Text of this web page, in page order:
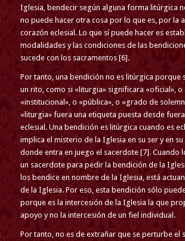
Iglesia, bendecir según alguna forma litúrgica
no puede hacer otra cosa por lo que es, por la
corazón eclesial. Lo que sí puede hacer es
modalidades y las condiciones de las
sucede con los sacramentos [6].
Por tanto, una bendición no es litúrgica porque
un rito, como si «liturgia» significara «oficial»,
«institucional», o «pública», o «grado de
«liturgia» fuera una etiqueta puesta desde
eclesial. Una bendición es litúrgica cuando es
implica el misterio de la Iglesia en su ser y en su
donde entra en juego el sacerdote [7]. Cuando
un sacerdote para pedir la bendición de la
los bendice en nombre de la Iglesia, está
de la Iglesia. Por eso, esta bendición sólo
porque es la intercesión de la Iglesia la que
apoyo y no la intercesión de un fiel individual.
Por tanto, no es de extrañar que se perturbe el